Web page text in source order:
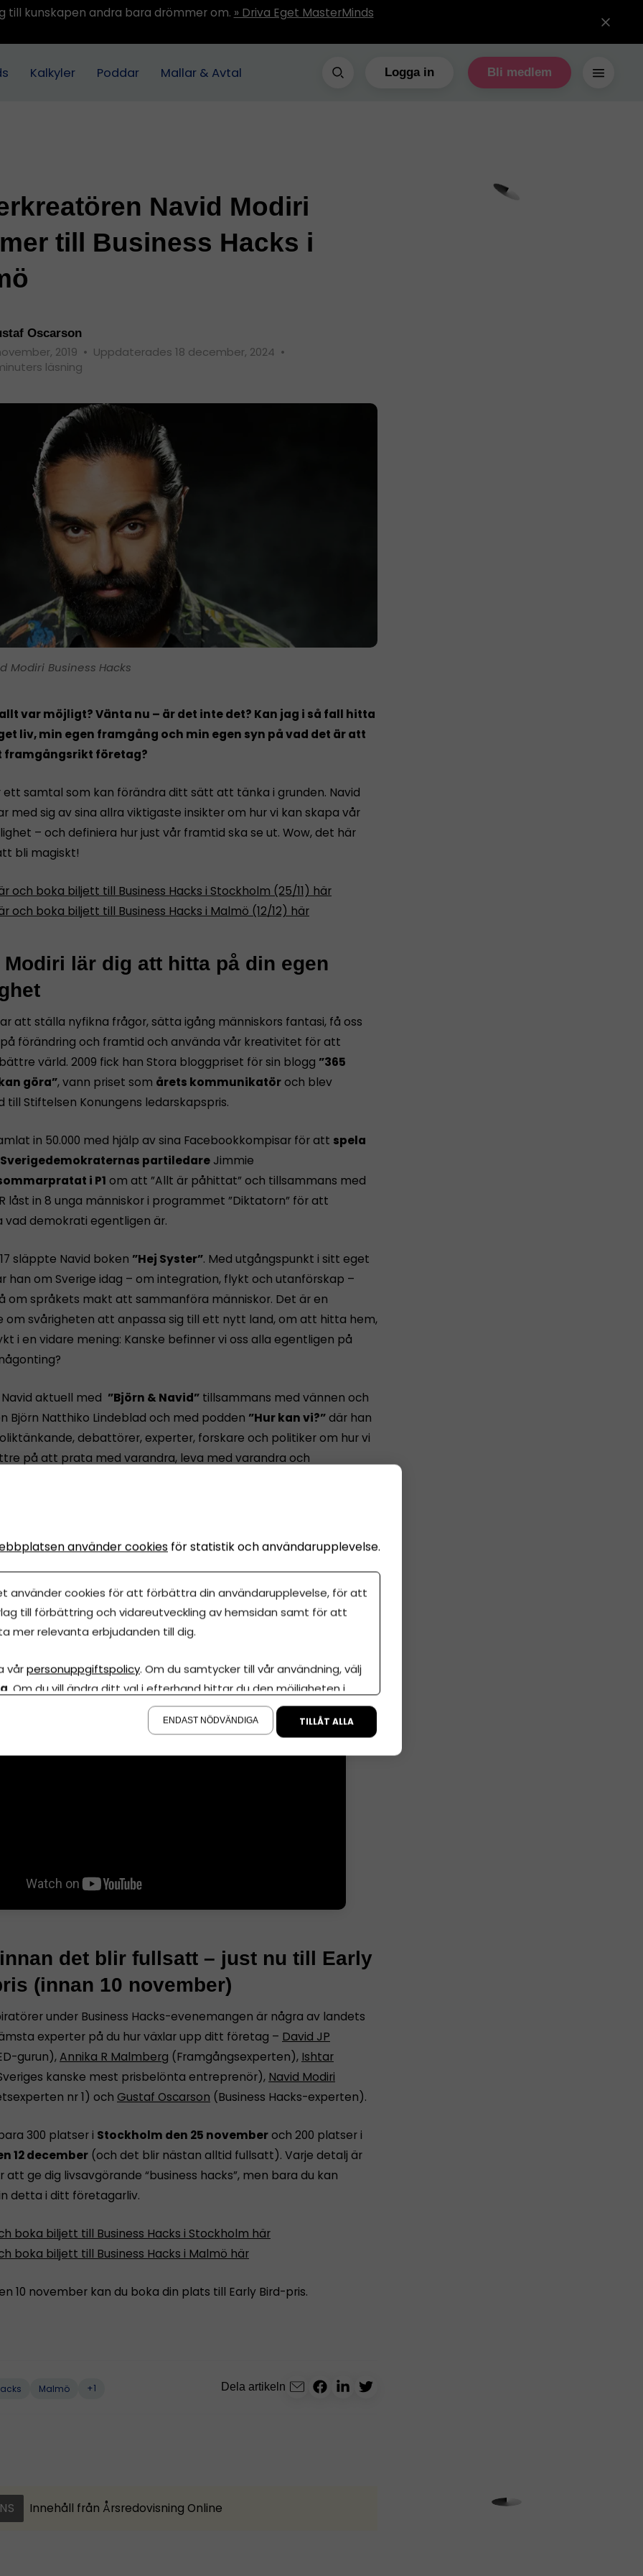
till kunskapen andra bara drömmer om. » Driva Eget MasterMinds
Kalkyler Poddar Mallar & Avtal Logga in Bli medlem
Navid Modiri
till Business Hacks i
Oscarson
2019 • Uppdaterades 18 december, 2024 •
läsning
Modiri Business Hacks
var möjligt? Vänta nu – är det inte det? Kan jag i så fall hitta
liv, min egen framgång och min egen syn på vad det är att
framgångsrikt företag?
ett samtal som kan förändra ditt sätt att tänka i grunden. Navid
med sig av sina allra viktigaste insikter om hur vi kan skapa vår
– och definiera hur just vår framtid ska se ut. Wow, det här
bli magiskt!
och boka biljett till Business Hacks i Stockholm (25/11) här
och boka biljett till Business Hacks i Malmö (12/12) här
Modiri lär dig att hitta på din egen
att ställa nyfikna frågor, sätta igång människors fantasi, få oss
förändring och framtid och använda vår kreativitet för att
värld. 2009 fick han Stora bloggpriset för sin blogg ”365
göra”, vann priset som årets kommunikatöroch blev
till Stiftelsen Konungens ledarskapspris.
in 50.000 med hjälp av sina Facebookkompisar för att spela
partiledare Jimmie
i P1 om att ”Allt är påhittat” och tillsammans med
låst in 8 unga människor i programmet ”Diktatorn” för att
vad demokrati egentligen är.
släppte Navid boken ”Hej Syster”. Med utgångspunkt i sitt eget
han om Sverige idag – om integration, flykt och utanförskap –
om språkets makt att sammanföra människor. Det är en
om svårigheten att anpassa sig till ett nytt land, om att hitta hem,
i en vidare mening: Kanske befinner vi oss alla egentligen på
aktuell med ”Björn & Navid” tillsammans med vännen och
Björn Natthiko Lindeblad och med podden ”Hur kan vi?”där han
debattörer, experter, forskare och politiker om hur vi
på att prata med varandra, leva med varandra och
numera bosatt i Malmö. Han har stått på scen sen han var 16,
i P3 och i Sveriges television
och”Diktatorn”samt gjort hundratals framträdanden
och med sitt band”Navid Modiri & Gudarna”.
det blir fullsatt – just nu till Early
(innan 10 november)
under Business Hacks-evenemangen är några av landets
experter på du hur växlar upp ditt företag – David JP
gurun),Annika R Malmberg (Framgångsexperten), Ishtar
kanske mest prisbelönta entreprenör), Navid Modiri
nr 1) och Gustaf Oscarson (Business Hacks-experten).
300 platser i Stockholm den 25 novemberoch 200 platser i
12 december (och det blir nästan alltid fullsatt). Varje detalj är
att ge dig livsavgörande “business hacks”, men bara du kan
detta i ditt företagarliv.
boka biljett till Business Hacks i Stockholm här
boka biljett till Business Hacks i Malmö här
10 november kan du boka din plats till Early Bird-pris.
Malmö +1 Dela artikeln
Innehåll från Årsredovisning Online
använder cookies för statistik och användarupplevelse.
använder cookies för att förbättra din användarupplevelse, för att
till förbättring och vidareutveckling av hemsidan samt för att
mer relevanta erbjudanden till dig.
vårpersonuppgiftspolicy. Om du samtycker till vår användning, välj
. Om du vill ändra ditt val i efterhand hittar du den möjligheten i
ENDAST NÖDVÄNDIGA TILLÅT ALLA